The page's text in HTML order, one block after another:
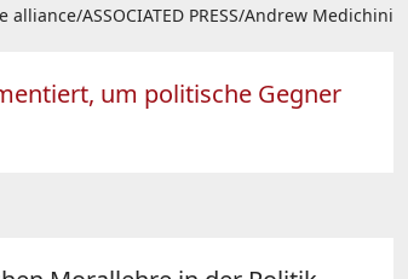
alliance/ASSOCIATED PRESS/Andrew Medichini
um politische Gegner